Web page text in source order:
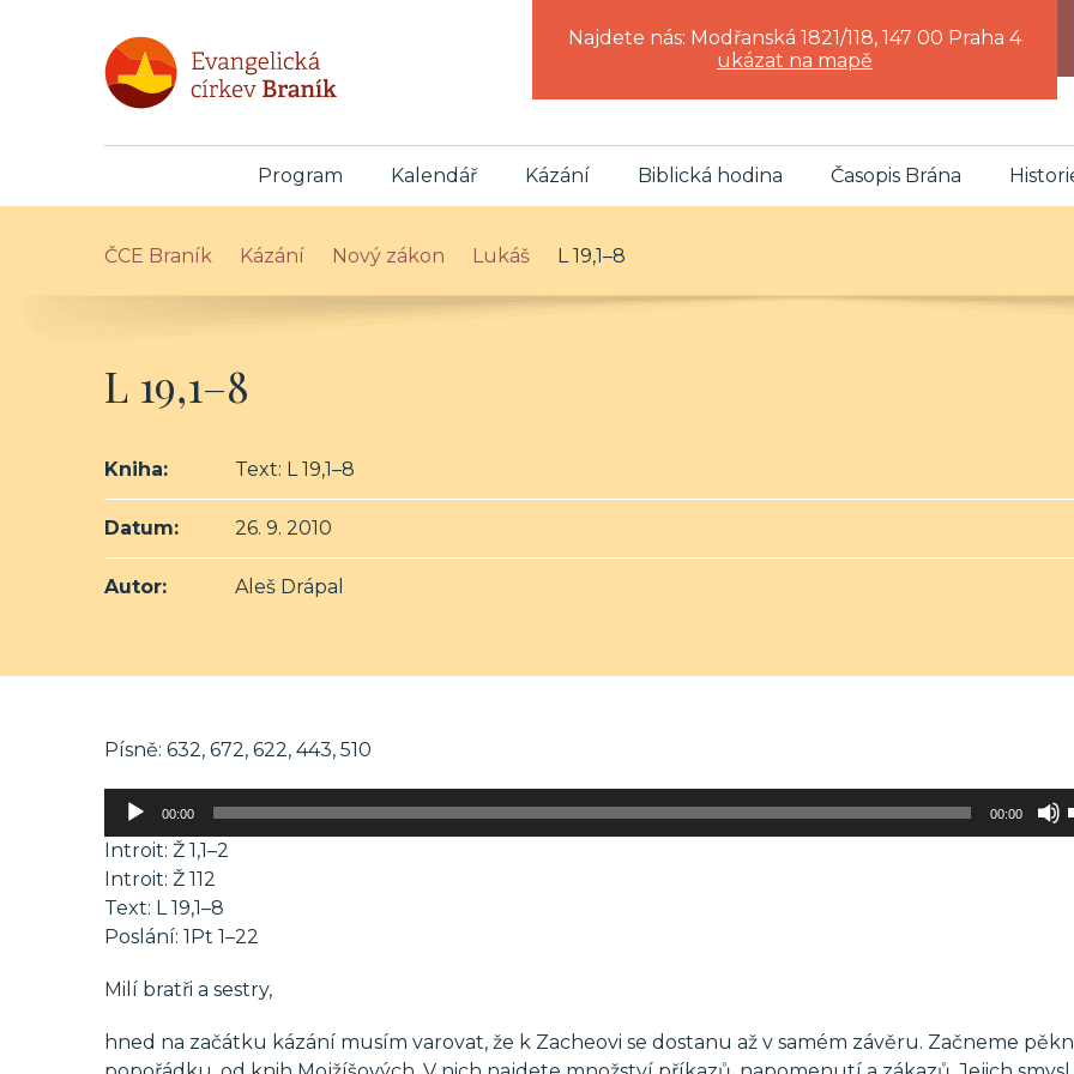
Najdete nás: Modřanská 1821/118, 147 00 Praha 4
ukázat na mapě
Program Kalendář Kázání Biblická hodina Časopis Brána
ČCE Braník Kázání Nový zákon Lukáš L 19,1–8
L 19,1–8
Kniha: Text: L 19,1–8
Datum: 26. 9. 2010
Autor: Aleš Drápal
Písně: 632, 672, 622, 443, 510
Audio
00:00 00:00
Introit: Ž 1,1–2
Introit: Ž 112
Text: L 19,1–8
Poslání: 1Pt 1–22
Milí bratři a sestry,
hned na začátku kázání musím varovat, že k Zacheovi se dostanu až v samém závěru. Začneme